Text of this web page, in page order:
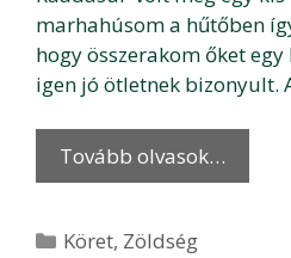
marhahúsom a hűtőben
hogy összerakom őket
igen jó ötletnek bizonyult.
Tovább olvasok…
Kategória
Köret, Zöldség